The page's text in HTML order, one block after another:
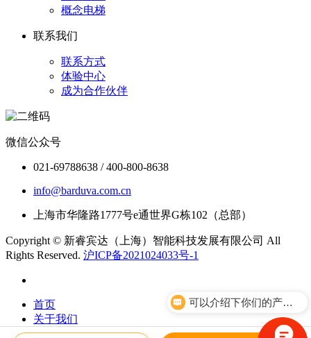
概念电梯
联系我们
联系方式
体验中心
成为合作伙伴
微信公众号
021-69788638 / 400-800-8638
info@barduva.com.cn
上海市华隆路1777号e通世界G栋102（总部）
Copyright © 新睿宾达（上海）智能科技发展有限公司 All
Rights Reserved. 沪ICP备2021024033号-1
首页
关于我们
体验中心
可以介绍下你们的产品么？